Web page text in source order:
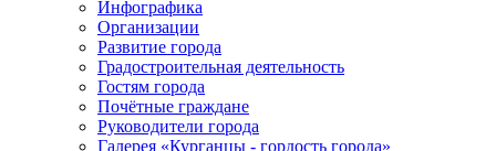
Инфографика
Организации
Развитие города
Градостроительная деятельность
Гостям города
Почётные граждане
Руководители города
Галерея «Курганцы - гордость города»